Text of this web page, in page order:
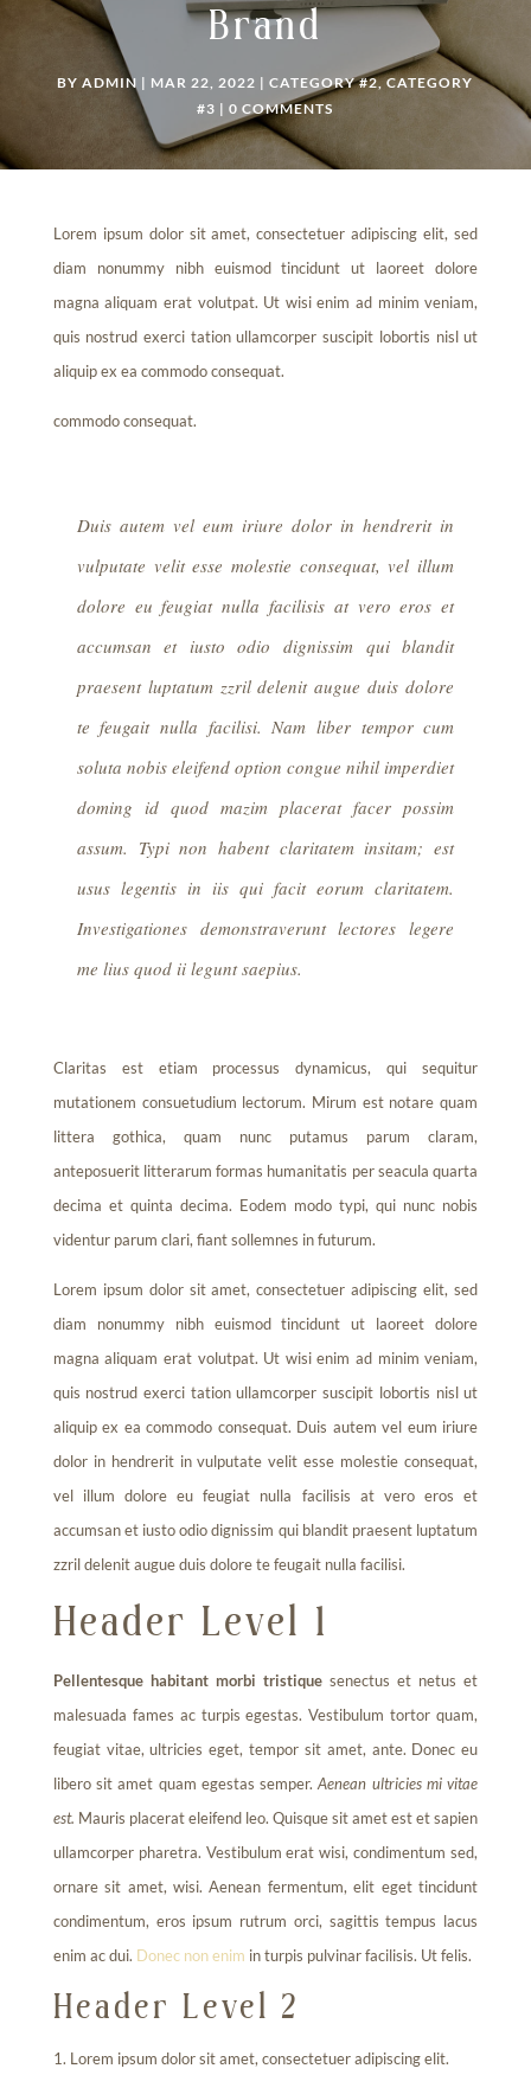
Brand
BYADMIN | MAR 22, 2022 |CATEGORY #2,CATEGORY
#3 |0 COMMENTS
Lorem ipsum dolor sit amet, consectetuer adipiscing elit, sed
diam nonummy nibh euismod tincidunt ut laoreet dolore
magna aliquam erat volutpat. Ut wisi enim ad minim veniam,
quis nostrud exerci tation ullamcorper suscipit lobortis nisl ut
aliquip ex ea commodo consequat.
commodo consequat.
Duis autem vel eum iriure dolor in hendrerit in
vulputate velit esse molestie consequat, vel illum
dolore eu feugiat nulla facilisis at vero eros et
accumsan et iusto odio dignissim qui blandit
praesent luptatum zzril delenit augue duis dolore
te feugait nulla facilisi. Nam liber tempor cum
soluta nobis eleifend option congue nihil imperdiet
doming id quod mazim placerat facer possim
assum. Typi non habent claritatem insitam; est
usus legentis in iis qui facit eorum claritatem.
Investigationes demonstraverunt lectores legere
me lius quod ii legunt saepius.
Claritas est etiam processus dynamicus, qui sequitur
mutationem consuetudium lectorum. Mirum est notare quam
littera gothica, quam nunc putamus parum claram,
anteposuerit litterarum formas humanitatis per seacula quarta
decima et quinta decima. Eodem modo typi, qui nunc nobis
videntur parum clari, fiant sollemnes in futurum.
Lorem ipsum dolor sit amet, consectetuer adipiscing elit, sed
diam nonummy nibh euismod tincidunt ut laoreet dolore
magna aliquam erat volutpat. Ut wisi enim ad minim veniam,
quis nostrud exerci tation ullamcorper suscipit lobortis nisl ut
aliquip ex ea commodo consequat. Duis autem vel eum iriure
dolor in hendrerit in vulputate velit esse molestie consequat,
vel illum dolore eu feugiat nulla facilisis at vero eros et
accumsan et iusto odio dignissim qui blandit praesent luptatum
zzril delenit augue duis dolore te feugait nulla facilisi.
Header Level 1
Pellentesque habitant morbi tristiquesenectus et netus et
malesuada fames ac turpis egestas. Vestibulum tortor quam,
feugiat vitae, ultricies eget, tempor sit amet, ante. Donec eu
libero sit amet quam egestas semper.Aenean ultricies mi vitae
est. Mauris placerat eleifend leo. Quisque sit amet est et sapien
ullamcorper pharetra. Vestibulum erat wisi, condimentum sed,
ornare sit amet, wisi. Aenean fermentum, elit eget tincidunt
condimentum, eros ipsum rutrum orci, sagittis tempus lacus
enim ac dui. Donec non enim in turpis pulvinar facilisis. Ut felis.
Header Level 2
Lorem ipsum dolor sit amet, consectetuer adipiscing elit.